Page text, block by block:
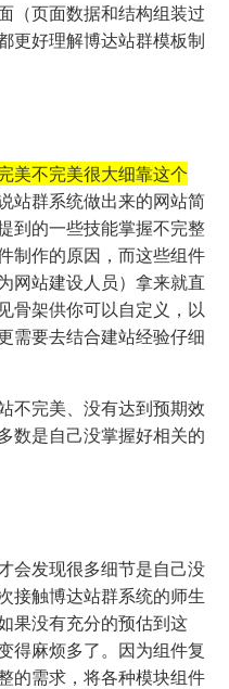
（页面数据和结构组装过
更好理解博达站群模板制
美不完美很大细靠这个
站群系统做出来的网站简
到的一些技能掌握不完整
制作的原因，而这些组件
网站建设人员）拿来就直
骨架供你可以自定义，以
需要去结合建站经验仔细
不完美、没有达到预期效
数是自己没掌握好相关的
会发现很多细节是自己没
接触博达站群系统的师生
果没有充分的预估到这
得麻烦多了。因为组件复
的需求，将各种模块组件